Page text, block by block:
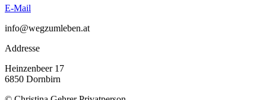
E-Mail
info@wegzumleben.at
Addresse
Heinzenbeer 17
6850 Dornbirn